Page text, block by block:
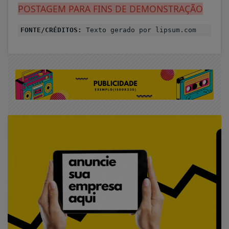
POSTAGEM PARA FINS DE DEMONSTRAÇÃO
FONTE/CRÉDITOS: Texto gerado por lipsum.com